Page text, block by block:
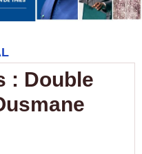
: Double